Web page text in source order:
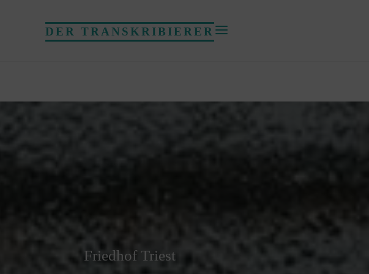
DER TRANSKRIBIERER
Friedhof Triest